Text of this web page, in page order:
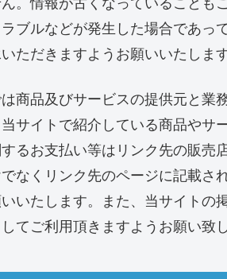
。情報が古くなっていることも
ブルなどが発生した場合であっ
ただきますようお願いいたします
商品及びサービスの提供元と業
サイトで紹介している商品やサ
るお支払い等はリンク先の販売
なくリンク先のページに記載さ
いたします。また、当サイトの
てご利用頂きますようお願い致し